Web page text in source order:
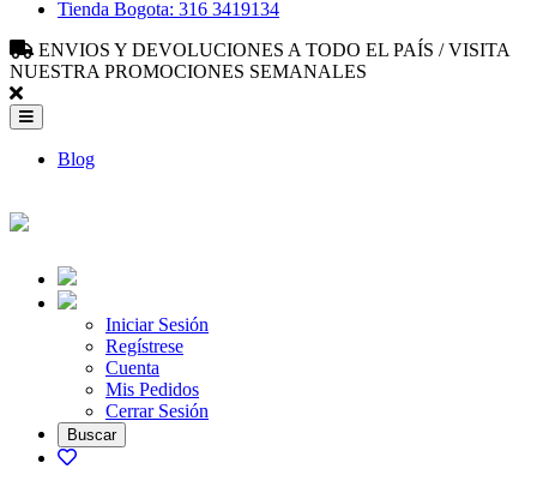
Tienda Bogota: 316 3419134
ENVIOS Y DEVOLUCIONES A TODO EL PAÍS / VISITA
NUESTRA PROMOCIONES SEMANALES
Blog
Iniciar Sesión
Regístrese
Cuenta
Mis Pedidos
Cerrar Sesión